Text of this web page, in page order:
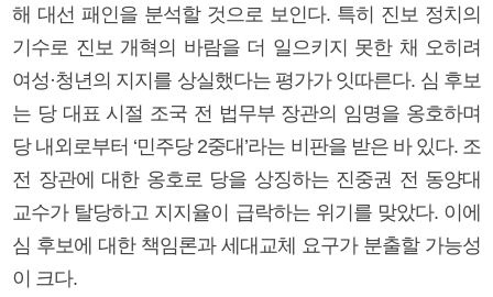
해 대선 패인을 분석할 것으로 보인다. 특히 진보 정치의
기수로 진보 개혁의 바람을 더 일으키지 못한 채 오히려
여성·청년의 지지를 상실했다는 평가가 잇따른다. 심 후보
는 당 대표 시절 조국 전 법무부 장관의 임명을 옹호하며
당 내외로부터 ‘민주당 2중대’라는 비판을 받은 바 있다. 조
전 장관에 대한 옹호로 당을 상징하는 진중권 전 동양대
교수가 탈당하고 지지율이 급락하는 위기를 맞았다. 이에
심 후보에 대한 책임론과 세대교체 요구가 분출할 가능성
이 크다.